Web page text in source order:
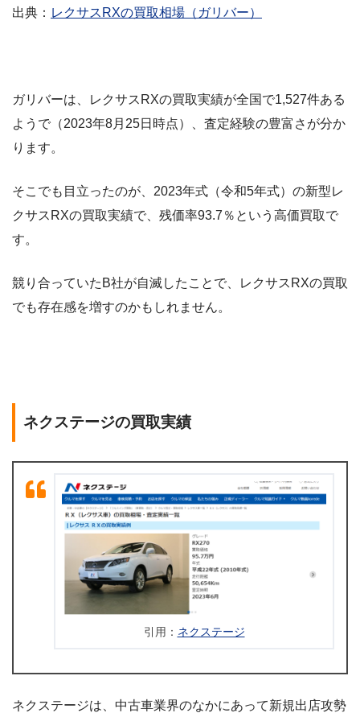
出典： レクサスRXの買取相場（ガリバー）
ガリバーは、レクサスRXの買取実績が全国で1,527件ある
ようで（2023年8月25日時点）、査定経験の豊富さが分か
ります。
そこでも目立ったのが、2023年式（令和5年式）の新型レ
クサスRXの買取実績で、残価率93.7％という高価買取で
す。
競り合っていたB社が自滅したことで、レクサスRXの買取
でも存在感を増すのかもしれません。
ネクステージの買取実績
引用： ネクステージ
ネクステージは、中古車業界のなかにあって新規出店攻勢